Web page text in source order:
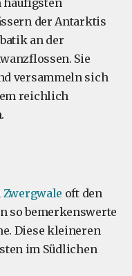
häufigsten
der Antarktis
an der
Sie
versammeln sich
reichlich
Zwergwale oft den
so bemerkenswerte
Diese kleineren
im Südlichen